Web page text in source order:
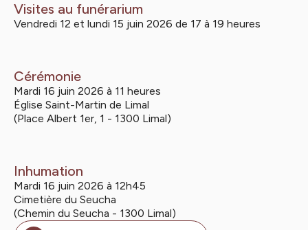
Visites au funérarium
Vendredi 12 et lundi 15 juin 2026 de 17 à 19 heures
Cérémonie
Mardi 16 juin 2026 à 11 heures
Église Saint-Martin de Limal
(Place Albert 1er, 1 - 1300 Limal)
Inhumation
Mardi 16 juin 2026 à 12h45
Cimetière du Seucha
(Chemin du Seucha - 1300 Limal)